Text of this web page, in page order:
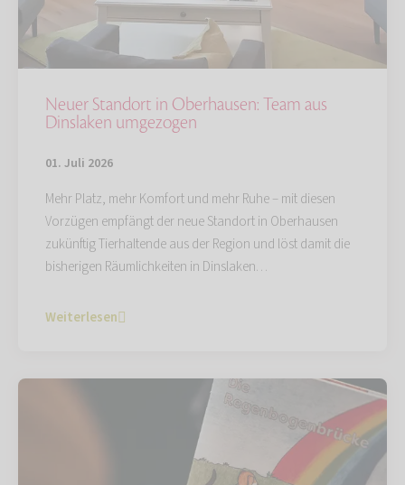
Neuer Standort in Oberhausen: Team aus
Dinslaken umgezogen
01. Juli 2026
Mehr Platz, mehr Komfort und mehr Ruhe – mit diesen
Vorzügen empfängt der neue Standort in Oberhausen
zukünftig Tierhaltende aus der Region und löst damit die
bisherigen Räumlichkeiten in Dinslaken…
Weiterlesen